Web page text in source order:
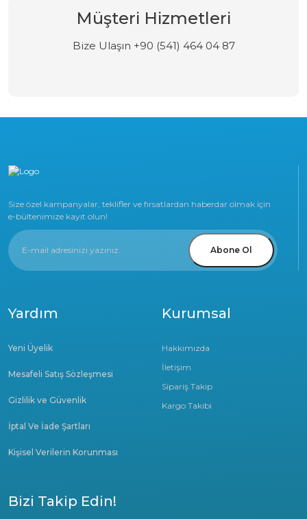
Müşteri Hizmetleri
Bize Ulaşın +90 (541) 464 04 87
Size özel kampanyalar, teklifler ve fırsatlardan haberdar olmak için
e-bültenimize kayıt olun!
Abone Ol
Kurumsal
Hakkımızda
İletişim
Sipariş Takip
Kargo Takibi
Yardım
Yeni Üyelik
Mesafeli Satış Sözleşmesi
Gizlilik ve Güvenlik
İptal Ve İade Şartları
Kişisel Verilerin Korunması
Bizi Takip Edin!